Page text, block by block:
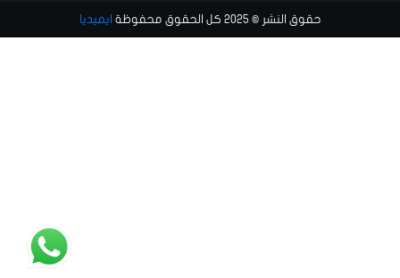
حقوق النشر © 2025 كل الحقوق محفوظة ايميديا